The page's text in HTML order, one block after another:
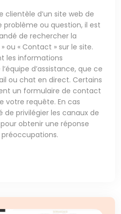
clientèle d’un site web de
ou question, il est
de rechercher la
ou « Contact » sur le site.
les informations
d’assistance, que ce
ou chat en direct. Certains
un formulaire de contact
votre requête. En cas
de privilégier les canaux de
obtenir une réponse